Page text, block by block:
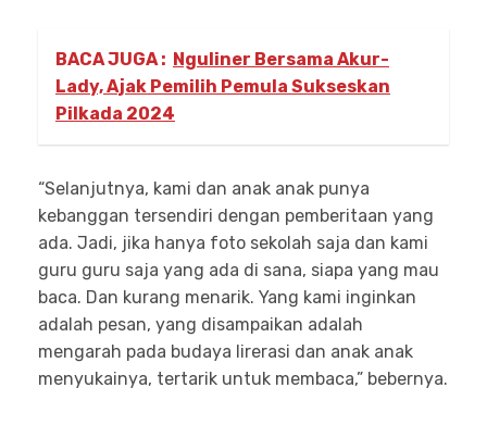
BACA JUGA : Nguliner Bersama Akur-
Lady, Ajak Pemilih Pemula Sukseskan
Pilkada 2024
“Selanjutnya, kami dan anak anak punya
kebanggan tersendiri dengan pemberitaan yang
ada. Jadi, jika hanya foto sekolah saja dan kami
guru guru saja yang ada di sana, siapa yang mau
baca. Dan kurang menarik. Yang kami inginkan
adalah pesan, yang disampaikan adalah
mengarah pada budaya lirerasi dan anak anak
menyukainya, tertarik untuk membaca,” bebernya.